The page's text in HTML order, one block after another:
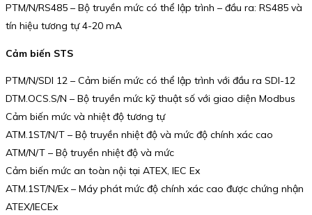
PTM/N/RS485 – Bộ truyền mức có thể lập trình – đầu ra: RS485 và
tín hiệu tương tự 4-20 mA
Cảm biến STS
PTM/N/SDI 12 – Cảm biến mức có thể lập trình với đầu ra SDI-12
DTM.OCS.S/N – Bộ truyền mức kỹ thuật số với giao diện Modbus
Cảm biến mức và nhiệt độ tương tự
ATM.1ST/N/T – Bộ truyền nhiệt độ và mức độ chính xác cao
ATM/N/T – Bộ truyền nhiệt độ và mức
Cảm biến mức an toàn nội tại ATEX, IEC Ex
ATM.1ST/N/Ex – Máy phát mức độ chính xác cao được chứng nhận
ATEX/IECEx